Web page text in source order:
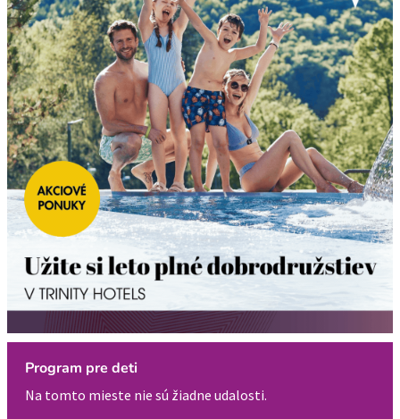
Program pre deti
Na tomto mieste nie sú žiadne udalosti.